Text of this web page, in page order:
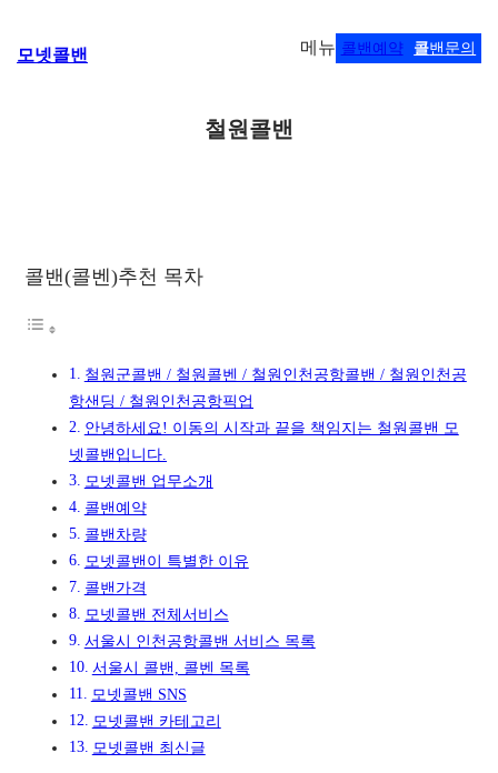
텐
모넷콜밴 메뉴 콜밴예약 콜밴문의
철원콜밴
콜밴(콜벤)추천 목차
철원군콜밴 / 철원콜벤 / 철원인천공항콜밴 / 철원인천공
항샌딩 / 철원인천공항픽업
안녕하세요! 이동의 시작과 끝을 책임지는 철원콜밴 모
넷콜밴입니다.
모넷콜밴 업무소개
콜밴예약
콜밴차량
모넷콜밴이 특별한 이유
콜밴가격
모넷콜밴 전체서비스
서울시 인천공항콜밴 서비스 목록
서울시 콜밴, 콜벤 목록
모넷콜밴 SNS
모넷콜밴 카테고리
모넷콜밴 최신글